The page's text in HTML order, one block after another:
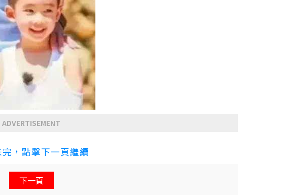
ADVERTISEMENT
，點擊下一頁繼續
下一頁